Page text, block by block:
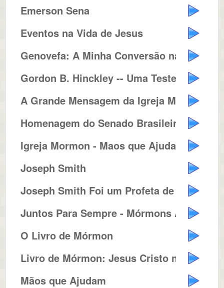
Emerson Sena
Eventos na Vida de Jesus
Genovefa: A Minha Conversão na ...
Gordon B. Hinckley -- Uma Testem...
A Grande Mensagem da Igreja Mórmon
Homenagem do Senado Brasileiro a...
Igreja Mormon - Maos que Ajudam ...
Joseph Smith
Joseph Smith Foi um Profeta de D...
Juntos Para Sempre - Mórmons Ac...
O Livro de Mórmon
Livro de Mórmon: Jesus Cristo n...
Mãos que Ajudam